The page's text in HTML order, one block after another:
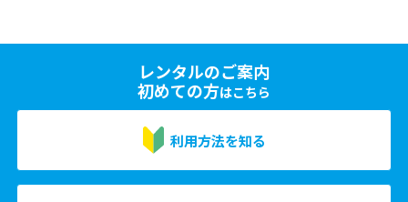
レンタルのご案内
初めての方はこちら
利用方法を知る